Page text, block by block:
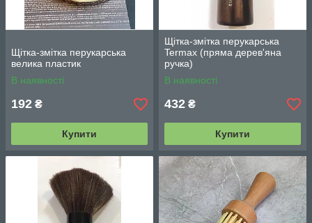
Щітка-змітка перукарська
велика пластик
В наявності
192 ₴
Купити
Щітка-змітка перукарська
Termax (пряма дерев'яна
ручка)
В наявності
432 ₴
Купити